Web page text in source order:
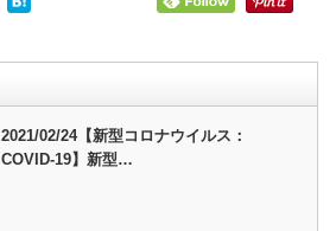
2021/02/24【新型コロナウイルス：
COVID-19】新型…